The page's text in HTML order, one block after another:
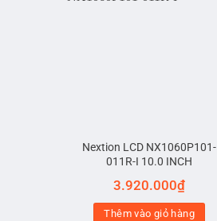
Nextion LCD NX1060P101-
011R-I 10.0 INCH
3.920.000₫
Thêm vào giỏ hàng